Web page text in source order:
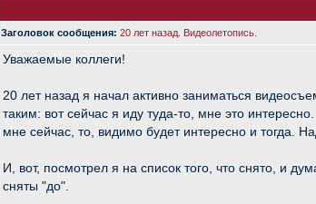
Заголовок сообщения: 20 лет назад. Видеолетопись.
Уважаемые коллеги!
20 лет назад я начал активно заниматься
таким: вот сейчас я иду туда-то, мне это
мне сейчас, то, видимо будет интересно и тогда.
И, вот, посмотрел я на список того, что снято, и
сняты "до".